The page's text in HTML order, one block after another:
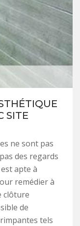
SITE
ne sont pas
des regards
apte à
remédier à
clôture
de
tels